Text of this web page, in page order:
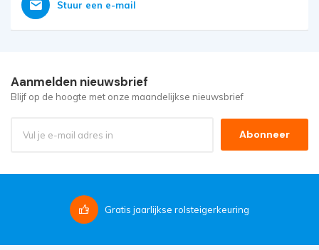
Stuur een e-mail
Aanmelden nieuwsbrief
Blijf op de hoogte met onze maandelijkse nieuwsbrief
Abonneer
Gratis jaarlijkse rolsteigerkeuring